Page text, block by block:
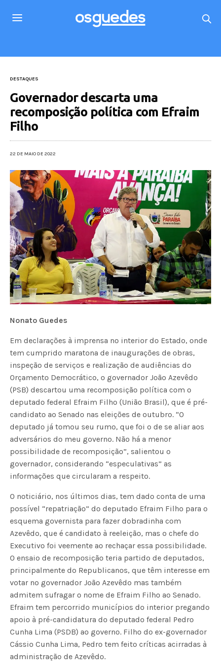
DESTAQUES
Governador descarta uma
recomposição política com Efraim
Filho
22 DE MAIO DE 2022
Nonato Guedes
Em declarações à imprensa no interior do Estado, onde
tem cumprido maratona de inaugurações de obras,
inspeção de serviços e realização de audiências do
Orçamento Democrático, o governador João Azevêdo
(PSB) descartou uma recomposição política com o
deputado federal Efraim Filho (União Brasil), que é pré-
candidato ao Senado nas eleições de outubro. “O
deputado já tomou seu rumo, que foi o de se aliar aos
adversários do meu governo. Não há a menor
possibilidade de recomposição”, salientou o
governador, considerando “especulativas” as
informações que circularam a respeito.
O noticiário, nos últimos dias, tem dado conta de uma
possível “repatriação” do deputado Efraim Filho para o
esquema governista para fazer dobradinha com
Azevêdo, que é candidato à reeleição, mas o chefe do
Executivo foi veemente ao rechaçar essa possibilidade.
O ensaio de recomposição teria partido de deputados,
principalmente do Republicanos, que têm interesse em
votar no governador João Azevêdo mas também
admitem sufragar o nome de Efraim Filho ao Senado.
Efraim tem percorrido municípios do interior pregando
apoio à pré-candidatura do deputado federal Pedro
Cunha Lima (PSDB) ao governo. Filho do ex-governador
Cássio Cunha Lima, Pedro tem feito críticas acirradas à
administração de Azevêdo.